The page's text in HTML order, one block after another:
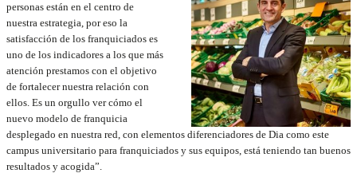
personas están en el centro de
nuestra estrategia, por eso la
satisfacción de los franquiciados es
uno de los indicadores a los que más
atención prestamos con el objetivo
de fortalecer nuestra relación con
ellos. Es un orgullo ver cómo el
nuevo modelo de franquicia
desplegado en nuestra red, con elementos diferenciadores de Dia como este
campus universitario para franquiciados y sus equipos, está teniendo tan buenos
resultados y acogida”.